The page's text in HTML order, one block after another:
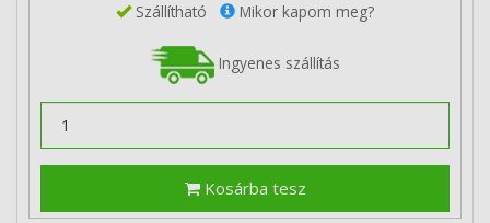
Szállítható Mikor kapom meg?
Ingyenes szállítás
Kosárba tesz